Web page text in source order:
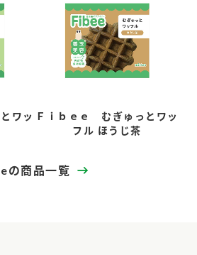
ワッ Ｆｉｂｅｅ むぎゅっとワッ
フル ほうじ茶
の商品一覧